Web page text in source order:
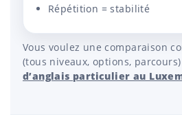
Répétition = stabilité
Vous voulez une comparaison
(tous niveaux, options,
d’anglais particulier au